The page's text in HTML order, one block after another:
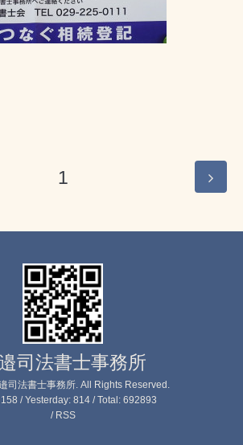
1
司法書士事務所
司法書士事務所. All Rights Reserved.
158 / Yesterday: 814/ Total: 692893
/ RSS